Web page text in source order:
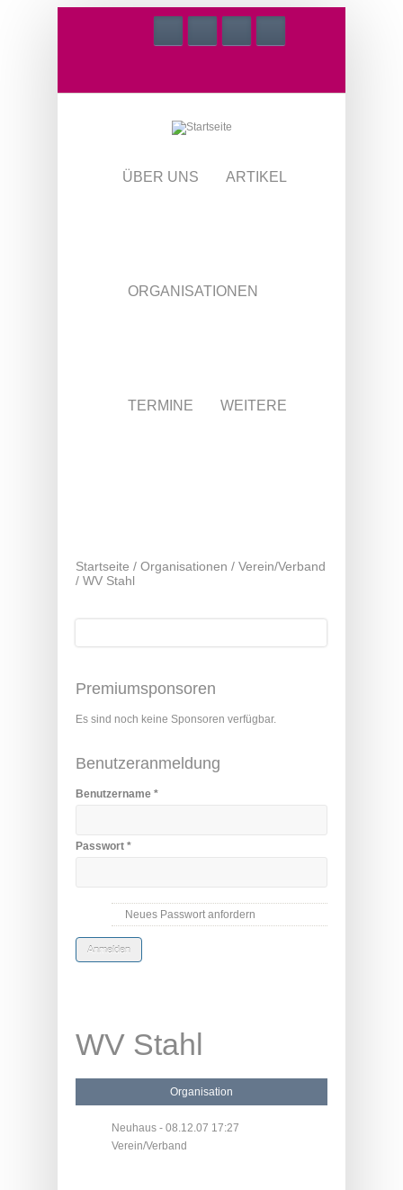
ÜBER UNS ARTIKEL
ORGANISATIONEN
TERMINE WEITERE
Startseite / Organisationen / Verein/Verband
/ WV Stahl
Suche
Premiumsponsoren
Es sind noch keine Sponsoren verfügbar.
Benutzeranmeldung
Benutzername *
Passwort *
Neues Passwort anfordern
WV Stahl
Organisation
Neuhaus - 08.12.07 17:27
Verein/Verband